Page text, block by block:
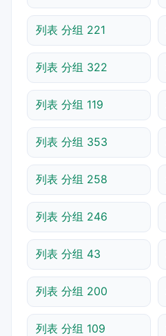
列表 分组 221
列表 分组 322
列表 分组 119
列表 分组 353
列表 分组 258
列表 分组 246
列表 分组 43
列表 分组 200
列表 分组 109